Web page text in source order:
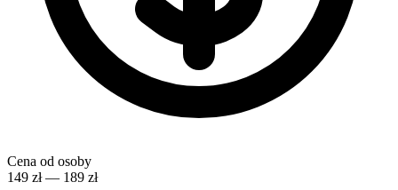
Cena od osoby
149 zł — 189 zł